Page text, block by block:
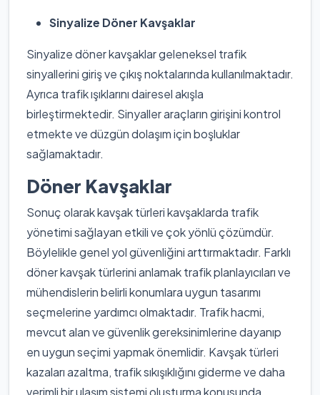
Sinyalize Döner Kavşaklar
Sinyalize döner kavşaklar geleneksel trafik
sinyallerini giriş ve çıkış noktalarında kullanılmaktadır.
Ayrıca trafik ışıklarını dairesel akışla
birleştirmektedir. Sinyaller araçların girişini kontrol
etmekte ve düzgün dolaşım için boşluklar
sağlamaktadır.
Döner Kavşaklar
Sonuç olarak kavşak türleri kavşaklarda trafik
yönetimi sağlayan etkili ve çok yönlü çözümdür.
Böylelikle genel yol güvenliğini arttırmaktadır. Farklı
döner kavşak türlerini anlamak trafik planlayıcıları ve
mühendislerin belirli konumlara uygun tasarımı
seçmelerine yardımcı olmaktadır. Trafik hacmi,
mevcut alan ve güvenlik gereksinimlerine dayanıp
en uygun seçimi yapmak önemlidir. Kavşak türleri
kazaları azaltma, trafik sıkışıklığını giderme ve daha